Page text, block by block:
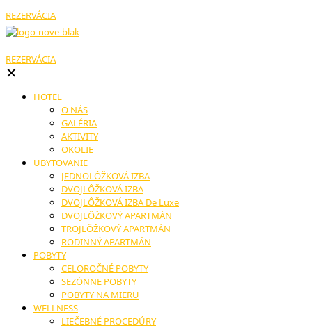
REZERVÁCIA
REZERVÁCIA
✕
HOTEL
O NÁS
GALÉRIA
AKTIVITY
OKOLIE
UBYTOVANIE
JEDNOLÔŽKOVÁ IZBA
DVOJLÔŽKOVÁ IZBA
DVOJLÔŽKOVÁ IZBA De Luxe
DVOJLÔŽKOVÝ APARTMÁN
TROJLÔŽKOVÝ APARTMÁN
RODINNÝ APARTMÁN
POBYTY
CELOROČNÉ POBYTY
SEZÓNNE POBYTY
POBYTY NA MIERU
WELLNESS
LIEČEBNÉ PROCEDÚRY